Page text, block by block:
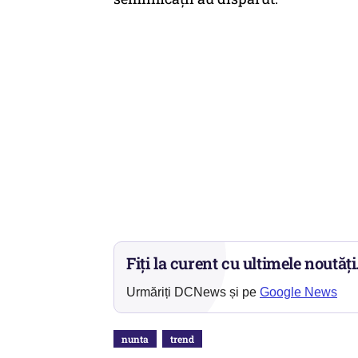
Fiți la curent cu ultimele
Urmăriți DCNews și pe Google News
nunta trend